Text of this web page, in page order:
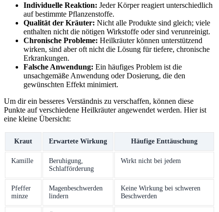
Individuelle Reaktion: Jeder​ Körper reagiert unterschiedlich
auf⁤ bestimmte Pflanzenstoffe.
Qualität der Kräuter: ‌Nicht alle Produkte sind​ gleich; viele
enthalten nicht⁤ die nötigen Wirkstoffe oder sind ​verunreinigt.
Chronische Probleme: Heilkräuter können​ unterstützend
wirken, ‌sind aber ⁣oft nicht die Lösung für ⁤tiefere, chronische
Erkrankungen.
Falsche Anwendung: Ein häufiges‌ Problem‌ ist​ die
unsachgemäße​ Anwendung oder Dosierung, die den‌
gewünschten Effekt minimiert.
Um dir ein besseres Verständnis ‌zu verschaffen, können diese
Punkte auf ⁤verschiedene Heilkräuter angewendet⁢ werden. Hier ⁤ist
eine​ kleine Übersicht:
Kraut Erwartete Wirkung Häufige Enttäuschung
Kamille
Beruhigung, ​
Schlafförderung
Wirkt nicht ⁢bei ⁢jedem
Pfeffer
minze
Magenbeschwerden
lindern
Keine⁣ Wirkung bei ​schweren
Beschwerden